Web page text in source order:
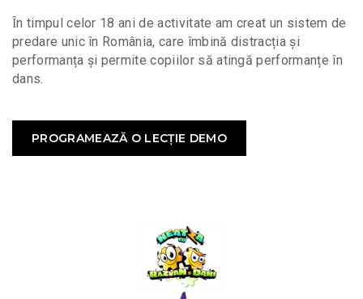
Ȋn timpul celor 18 ani de activitate am creat un sistem de
predare unic în România, care îmbină distracția și
performanța și permite copiilor să atingă performanțe în
dans.
PROGRAMEAZĂ O LECȚIE DEMO